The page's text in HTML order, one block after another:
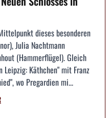
dieses besonderen
Julia Nachtmann
(Hammerflügel). Gleich
Käthchen" mit Franz
wo Pregardien mi...